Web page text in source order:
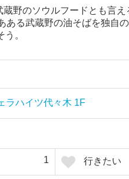
野のソウルフードとも言
ある武蔵野の油そばを独自
。
ラハイツ代々木 1F
1 行きたい